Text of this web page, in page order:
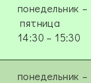
понедельник –
пятница
14:30 – 15:30
понедельник –